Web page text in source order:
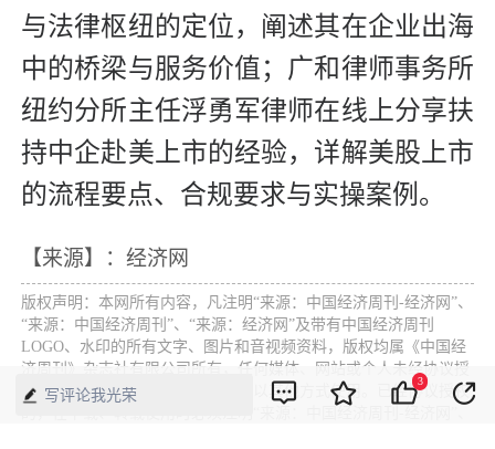
与法律枢纽的定位，阐述其在企业出海
中的桥梁与服务价值；广和律师事务所
纽约分所主任浮勇军律师在线上分享扶
持中企赴美上市的经验，详解美股上市
的流程要点、合规要求与实操案例。
【来源】：经济网
版权声明：本网所有内容，凡注明“来源：中国经济周刊-经济网”、
“来源：中国经济周刊”、“来源：经济网”及带有中国经济周刊
LOGO、水印的所有文字、图片和音视频资料，版权均属《中国经
济周刊》杂志社有限公司所有，任何媒体、网站或个人未经协议授
权不得转载、摘编、链接、转贴或以其他方式使用。已经协议授权
写评论我光荣
3